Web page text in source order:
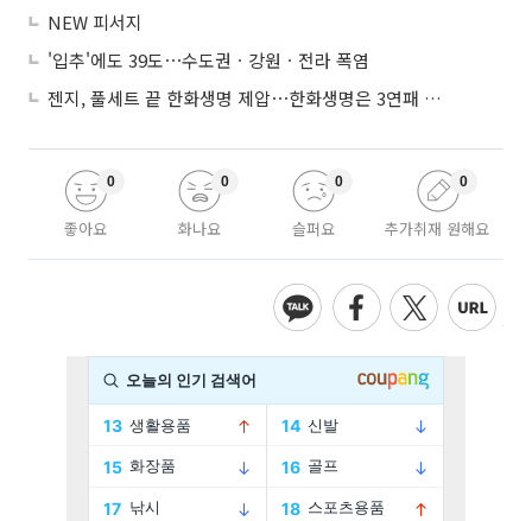
NEW 피서지
'입추'에도 39도⋯수도권ㆍ강원ㆍ전라 폭염
젠지, 풀세트 끝 한화생명 제압⋯한화생명은 3연패 수렁
좋아요
0
화나요
0
슬퍼요
0
추가취재 원해요
0